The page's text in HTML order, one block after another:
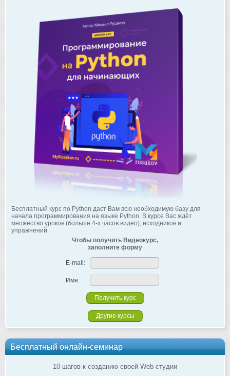
Бесплатный курс по Python даст Вам всю необходимую базу для
начала программирования на языке Python. В курсе Вас ждёт
множество уроков (больше 4-х часов видео), исходников и
упражнений.
Чтобы получить Видеокурс,
заполните форму
E-mail:
Имя:
Другие курсы
Бесплатный онлайн-семинар
10 шагов к созданию своей Web-студии